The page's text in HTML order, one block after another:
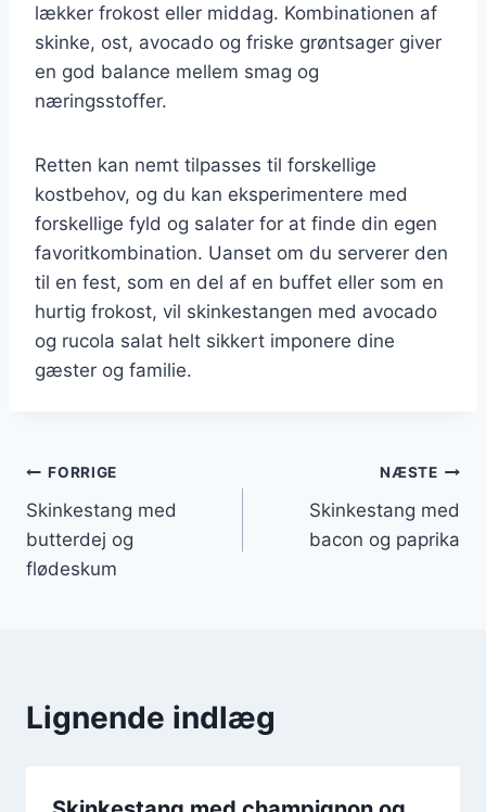
lækker frokost eller middag. Kombinationen af
skinke, ost, avocado og friske grøntsager giver
en god balance mellem smag og
næringsstoffer.
Retten kan nemt tilpasses til forskellige
kostbehov, og du kan eksperimentere med
forskellige fyld og salater for at finde din egen
favoritkombination. Uanset om du serverer den
til en fest, som en del af en buffet eller som en
hurtig frokost, vil skinkestangen med avocado
og rucola salat helt sikkert imponere dine
gæster og familie.
Indlægsnavigation
FORRIGE
Skinkestang med
butterdej og
flødeskum
NÆSTE
Skinkestang med
bacon og paprika
Lignende indlæg